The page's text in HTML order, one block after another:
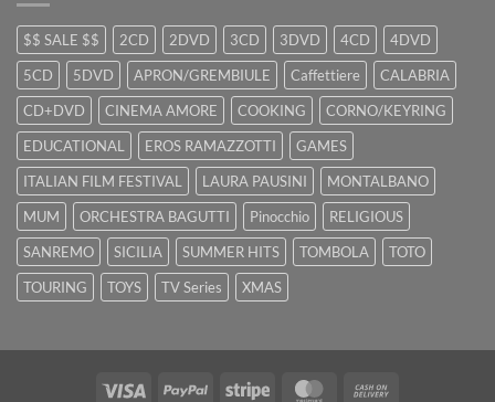
$$ SALE $$ 2CD 2DVD 3CD 3DVD 4CD
4DVD
5CD
5DVD APRON/GREMBIULE Caffettiere
CALABRIA
CD+DVD
CINEMA AMORE COOKING
CORNO/KEYRING
EDUCATIONAL
EROS RAMAZZOTTI
GAMES
ITALIAN FILM FESTIVAL
LAURA PAUSINI
MONTALBANO
MUM
ORCHESTRA BAGUTTI Pinocchio
RELIGIOUS
SANREMO
SICILIA SUMMER HITS TOMBOLA
TOTO
TOURING
TOYS TV Series XMAS
Visa PayPal Stripe MasterCard